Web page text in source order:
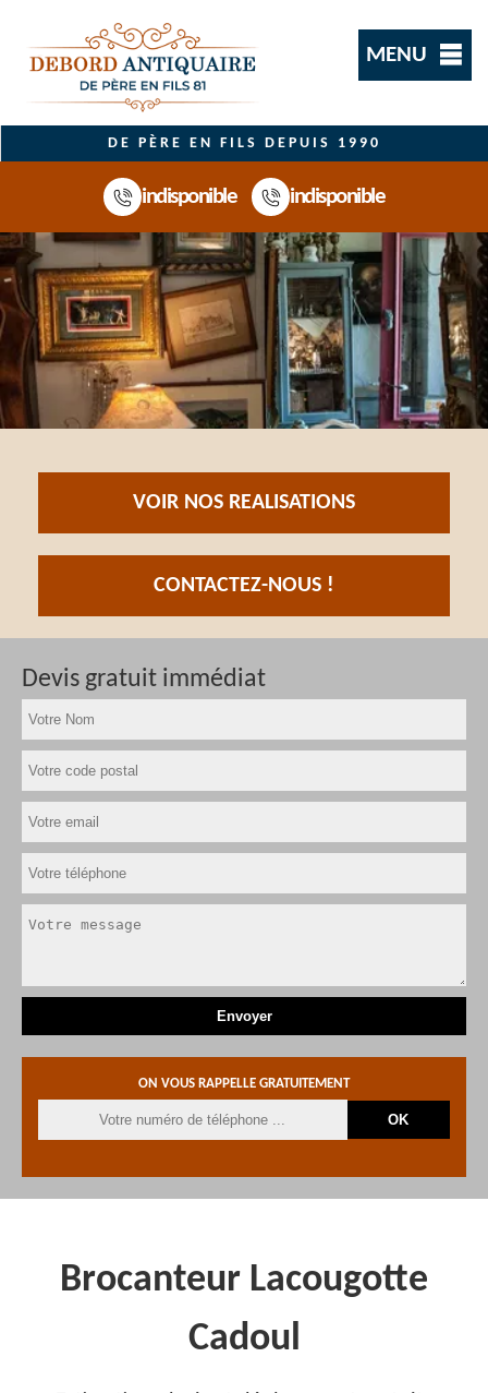
MENU
DE PÈRE EN FILS DEPUIS 1990
indisponible indisponible
VOIR NOS REALISATIONS
CONTACTEZ-NOUS !
Devis gratuit immédiat
ON VOUS RAPPELLE GRATUITEMENT
Brocanteur Lacougotte
Cadoul